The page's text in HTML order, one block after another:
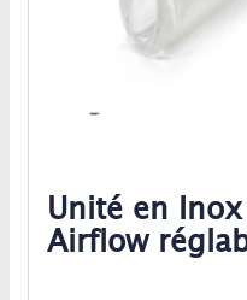
Unité en
Airflow